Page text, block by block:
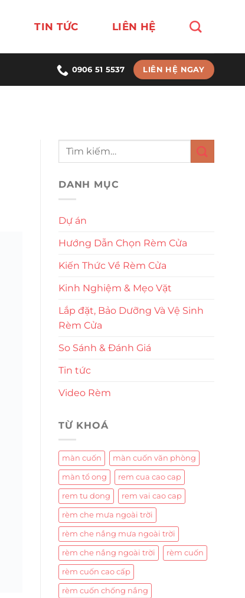
TIN TỨC LIÊN HỆ
0906 51 5537 LIÊN HỆ NGAY
DANH MỤC
Dự án
Hướng Dẫn Chọn Rèm Cửa
Kiến Thức Về Rèm Cửa
Kinh Nghiệm & Mẹo Vặt
Lắp đặt, Bảo Dưỡng Và Vệ Sinh
Rèm Cửa
So Sánh & Đánh Giá
Tin tức
Video Rèm
TỪ KHOÁ
màn cuốn màn cuốn văn phòng
màn tổ ong rem cua cao cap
rem tu dong rem vai cao cap
rèm che mưa ngoài trời
rèm che nắng mưa ngoài trời
rèm che nắng ngoài trời rèm cuốn
rèm cuốn cao cấp
rèm cuốn chống nắng